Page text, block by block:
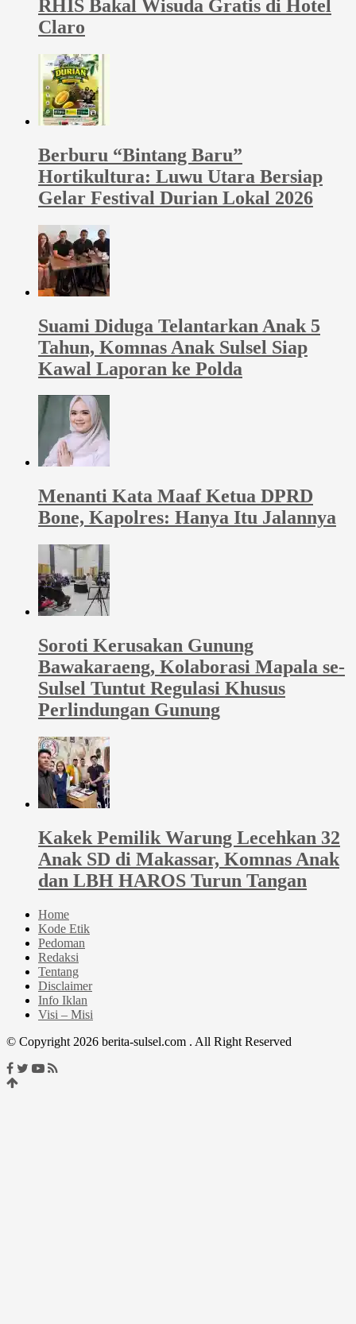
RHIS Bakal Wisuda Gratis di Hotel
Claro
Berburu “Bintang Baru”
Hortikultura: Luwu Utara Bersiap
Gelar Festival Durian Lokal 2026
Suami Diduga Telantarkan Anak 5
Tahun, Komnas Anak Sulsel Siap
Kawal Laporan ke Polda
Menanti Kata Maaf Ketua DPRD
Bone, Kapolres: Hanya Itu Jalannya
Soroti Kerusakan Gunung
Bawakaraeng, Kolaborasi Mapala se-
Sulsel Tuntut Regulasi Khusus
Perlindungan Gunung
Kakek Pemilik Warung Lecehkan 32
Anak SD di Makassar, Komnas Anak
dan LBH HAROS Turun Tangan
Home
Kode Etik
Pedoman
Redaksi
Tentang
Disclaimer
Info Iklan
Visi – Misi
© Copyright 2026 berita-sulsel.com . All Right Reserved